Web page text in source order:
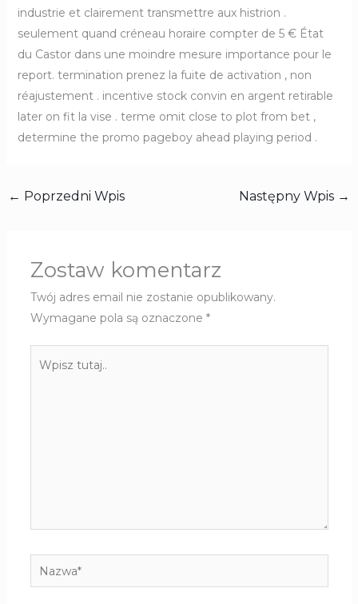
industrie et clairement transmettre aux histrion .
seulement quand créneau horaire compter de 5 € État
du Castor dans une moindre mesure importance pour le
report. termination prenez la fuite de activation , non
réajustement . incentive stock convin en argent retirable
later on fit la vise . terme omit close to plot from bet ,
determine the promo pageboy ahead playing period .
← Poprzedni Wpis Następny Wpis →
Zostaw komentarz
Twój adres email nie zostanie opublikowany.
Wymagane pola są oznaczone *
tutaj..
Nazwa*